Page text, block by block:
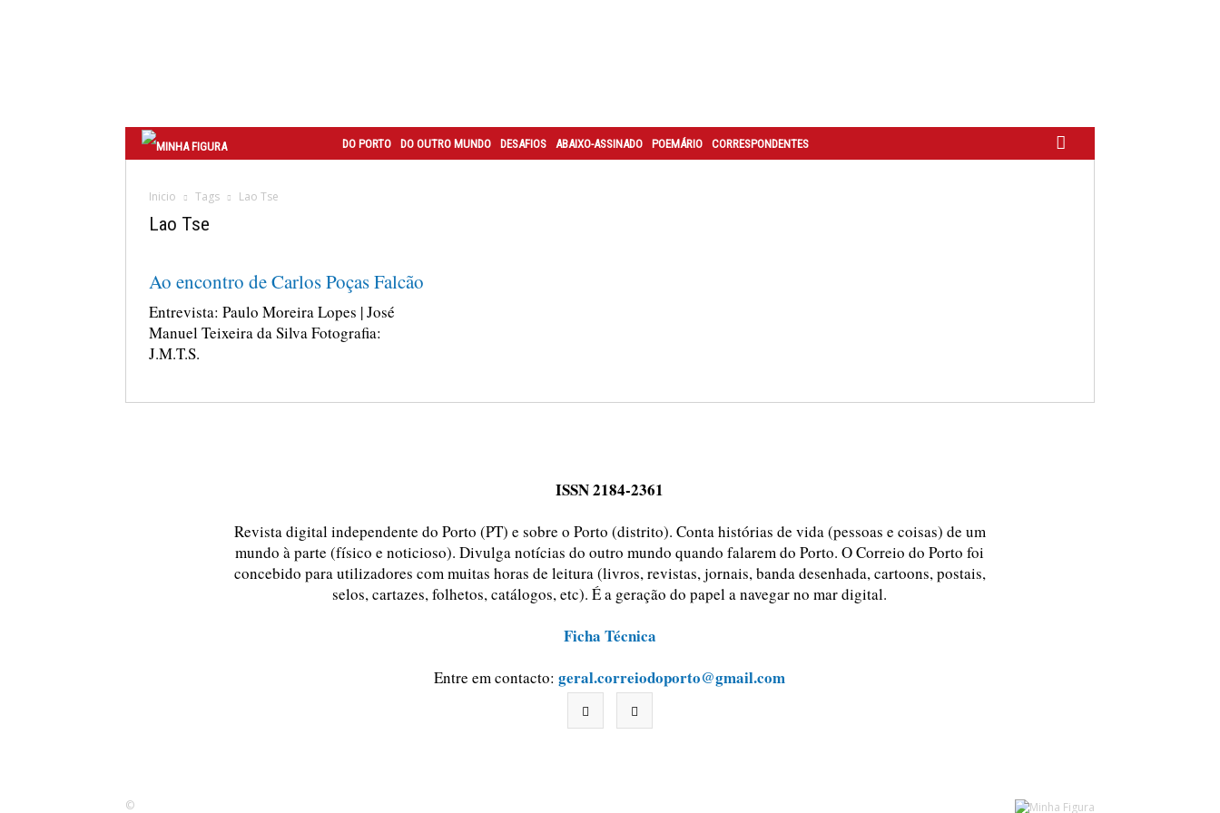
DO PORTO DO OUTRO MUNDO DESAFIOS ABAIXO-ASSINADO POEMÁRIO CORRESPONDENTES
Inicio Tags Lao Tse
Lao Tse
Ao encontro de Carlos Poças Falcão
Entrevista: Paulo Moreira Lopes | José
Manuel Teixeira da Silva Fotografia:
J.M.T.S.
ISSN 2184-2361
Revista digital independente do Porto (PT) e sobre o Porto (distrito). Conta histórias de vida (pessoas e coisas) de um
mundo à parte (físico e noticioso). Divulga notícias do outro mundo quando falarem do Porto. O Correio do Porto foi
concebido para utilizadores com muitas horas de leitura (livros, revistas, jornais, banda desenhada, cartoons, postais,
selos, cartazes, folhetos, catálogos, etc). É a geração do papel a navegar no mar digital.
Ficha Técnica
Entre em contacto:geral.correiodoporto@gmail.com
©